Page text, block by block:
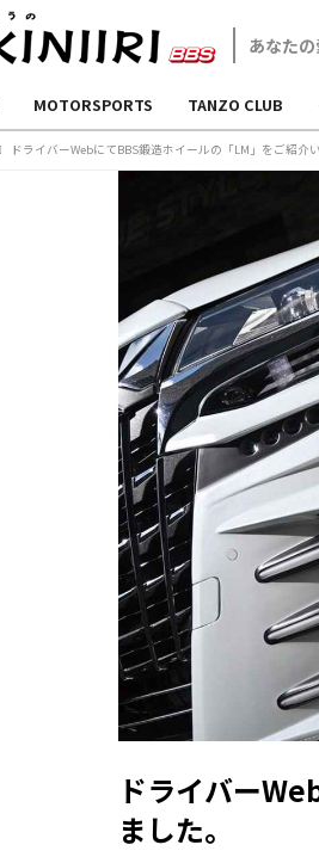
MOTORSPORTS TANZO CLUB
ドライバー
ました。